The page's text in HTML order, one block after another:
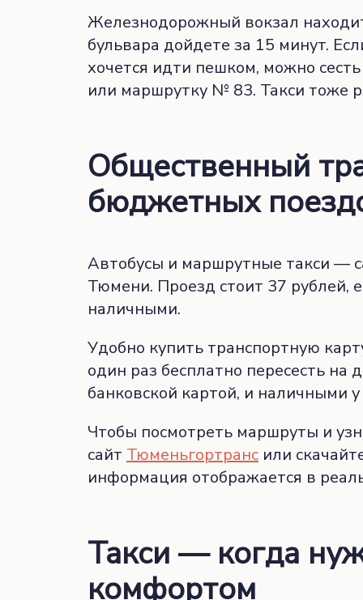
Железнодорожный вокзал
бульвара дойдете за 15 минут.
хочется идти пешком, можно
или маршрутку № 83. Такси тоже
Общественный
бюджетных
Автобусы и маршрутные такси —
Тюмени. Проезд стоит 37 рублей,
наличными.
Удобно купить транспортную
один раз бесплатно пересесть
банковской картой, и наличными
Чтобы посмотреть маршруты и
сайт Тюменьгортранс или
информация отображается в
Такси — когда
комфортом